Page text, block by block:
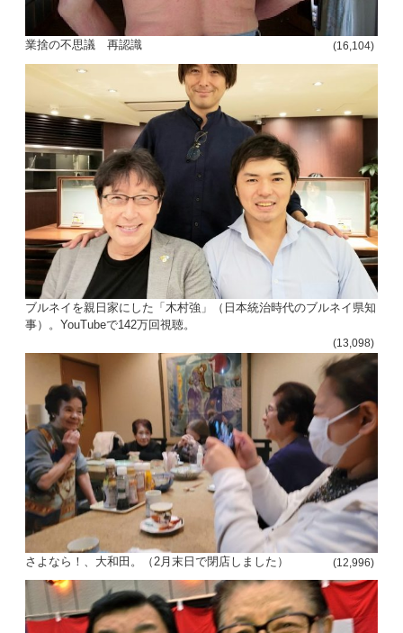
業捨の不思議 再認識 (16,104)
ブルネイを親日家にした「木村強」（日本統治時代のブルネイ県知
事）。YouTubeで142万回視聴。
(13,098)
さよなら！、大和田。（2月末日で閉店しました） (12,996)